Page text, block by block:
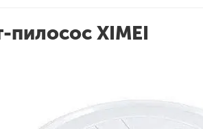
пилосос XIMEI